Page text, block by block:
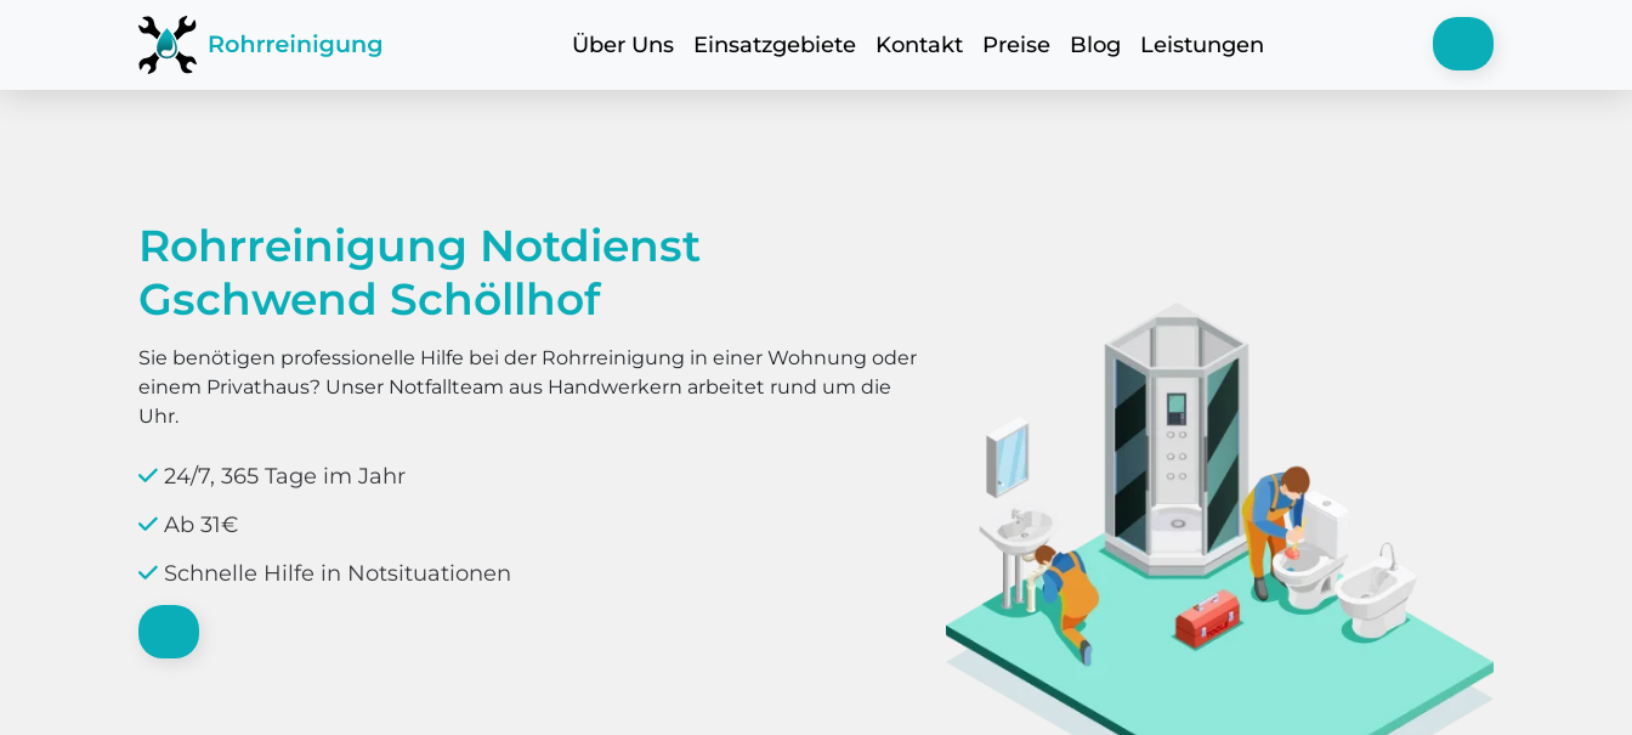
Über Uns Einsatzgebiete Kontakt Preise Blog Leistungen
Rohrreinigung Notdienst
Gschwend Schöllhof
Sie benötigen professionelle Hilfe bei der Rohrreinigung in einer Wohnung oder
einem Privathaus? Unser Notfallteam aus Handwerkern arbeitet rund um die
Uhr.
24/7, 365 Tage im Jahr
Ab 31€
Schnelle Hilfe in Notsituationen